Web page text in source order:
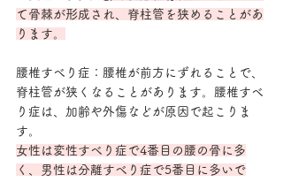
て骨棘が形成され、脊柱管を狭めることがあ
ります。
腰椎すべり症：腰椎が前方にずれることで、
脊柱管が狭くなることがあります。腰椎すべ
り症は、加齢や外傷などが原因で起こりま
す。
女性は変性すべり症で4番目の腰の骨に多
く、男性は分離すべり症で5番目に多いで